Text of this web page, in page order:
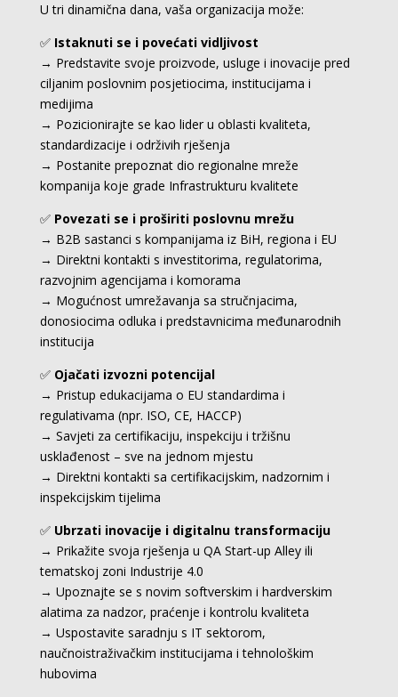
U tri dinamična dana, vaša organizacija može:
✅ Istaknuti se i povećati vidljivost
→ Predstavite svoje proizvode, usluge i inovacije pred
ciljanim poslovnim posjetiocima, institucijama i
medijima
→ Pozicionirajte se kao lider u oblasti kvaliteta,
standardizacije i održivih rješenja
→ Postanite prepoznat dio regionalne mreže
kompanija koje grade Infrastrukturu kvalitete
✅ Povezati se i proširiti poslovnu mrežu
→ B2B sastanci s kompanijama iz BiH, regiona i EU
→ Direktni kontakti s investitorima, regulatorima,
razvojnim agencijama i komorama
→ Mogućnost umrežavanja sa stručnjacima,
donosiocima odluka i predstavnicima međunarodnih
institucija
✅ Ojačati izvozni potencijal
→ Pristup edukacijama o EU standardima i
regulativama (npr. ISO, CE, HACCP)
→ Savjeti za certifikaciju, inspekciju i tržišnu
usklađenost – sve na jednom mjestu
→ Direktni kontakti sa certifikacijskim, nadzornim i
inspekcijskim tijelima
✅ Ubrzati inovacije i digitalnu transformaciju
→ Prikažite svoja rješenja u QA Start-up Alley ili
tematskoj zoni Industrije 4.0
→ Upoznajte se s novim softverskim i hardverskim
alatima za nadzor, praćenje i kontrolu kvaliteta
→ Uspostavite saradnju s IT sektorom,
naučnoistraživačkim institucijama i tehnološkim
hubovima